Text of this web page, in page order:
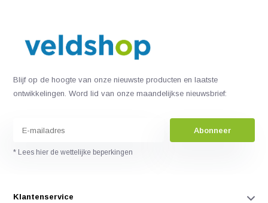
Blijf op de hoogte van onze nieuwste producten en laatste
ontwikkelingen. Word lid van onze maandelijkse nieuwsbrief:
Abonneer
* Lees hier de wettelijke beperkingen
Klantenservice